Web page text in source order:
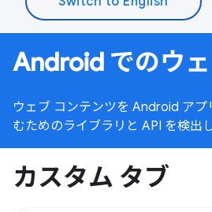
Android でのウ
ウェブ コンテンツを Android ア
むためのライブラリと API を検出し
カスタム タブ